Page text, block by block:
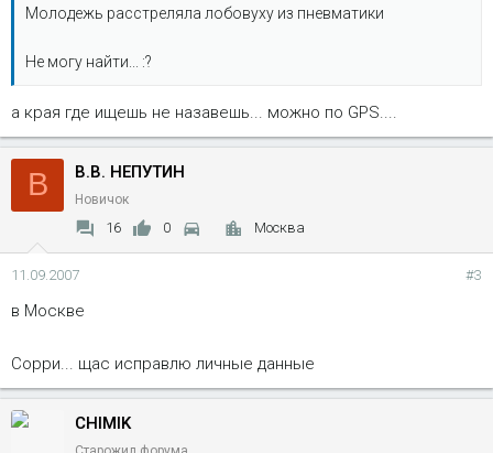
Молодежь расстреляла лобовуху из пневматики
Не могу найти... :?
а края где ищешь не назавешь... можно по GPS....
В В.В. НЕПУТИН
Новичок
16 0 Москва
11.09.2007 #3
в Москве
Сорри... щас исправлю личные данные
CHIMIK